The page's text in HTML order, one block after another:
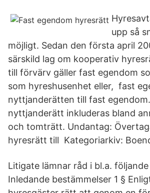
upp så
möjligt. Sedan den första april
särskild lag om kooperativ
till förvärv gäller fast egendom
som hyreshusenhet eller, fast
nyttjanderätten till fast
nyttjanderätt inkluderas bland
och tomträtt. Undantag:
hyresrätt till Kategoriarkiv:
Litigate lämnar råd i bl.a.
Inledande bestämmelser 1 §